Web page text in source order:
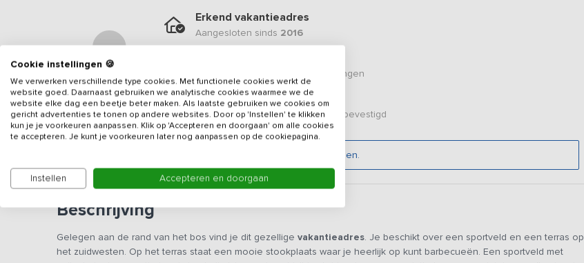
Erkend vakantieadres
Aangesloten sinds 2016
beoordelingen
Veilig & vertrouwd
Gegevens van de verhuurder zijn bevestigd
Deze accommodatie wordt niet verhuurd aan jongerengroepen.
Beschrijving
Gelegen aan de rand van het bos vind je dit gezellige vakantieadres. Je beschikt over een sportveld en een terras op
het zuidwesten. Op het terras staat een mooie stookplaats waar je heerlijk op kunt barbecueën. Een sportveld met
Cookie instellingen 🍪
We verwerken verschillende type cookies. Met functionele cookies werkt de
website goed. Daarnaast gebruiken we analytische cookies waarmee we de
website elke dag een beetje beter maken. Als laatste gebruiken we cookies om
gericht advertenties te tonen op andere websites. Door op 'Instellen' te klikken
kun je je voorkeuren aanpassen. Klik op 'Accepteren en doorgaan' om alle cookies
te accepteren. Je kunt je voorkeuren later nog aanpassen op de cookiepagina.
Instellen Accepteren en doorgaan